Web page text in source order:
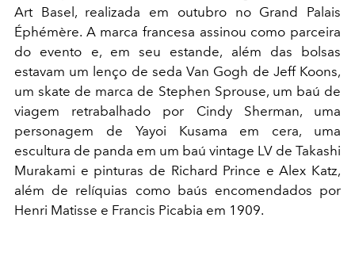
Art Basel, realizada em outubro no Grand Palais
Éphémère. A marca francesa assinou como parceira
do evento e, em seu estande, além das bolsas
estavam um lenço de seda Van Gogh de Jeff Koons,
um skate de marca de Stephen Sprouse, um baú de
viagem retrabalhado por Cindy Sherman, uma
personagem de Yayoi Kusama em cera, uma
escultura de panda em um baú vintage LV de Takashi
Murakami e pinturas de Richard Prince e Alex Katz,
além de relíquias como baús encomendados por
Henri Matisse e Francis Picabia em 1909.